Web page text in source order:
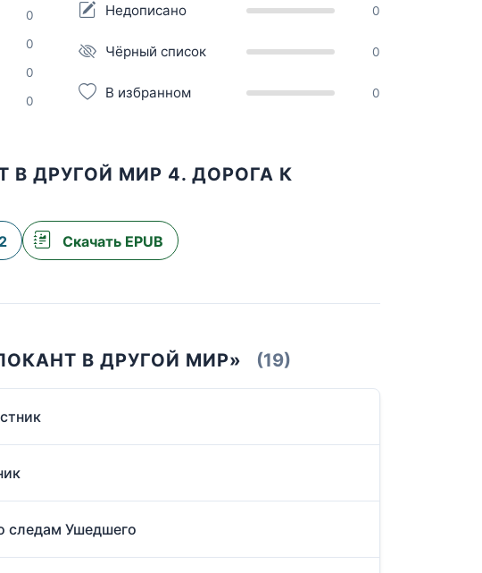
0
0
0
0
Недописано 0
Чёрный список 0
В избранном 0
В ДРУГОЙ МИР 4. ДОРОГА К
Скачать EPUB
В ДРУГОЙ МИР» (19)
следам Ушедшего